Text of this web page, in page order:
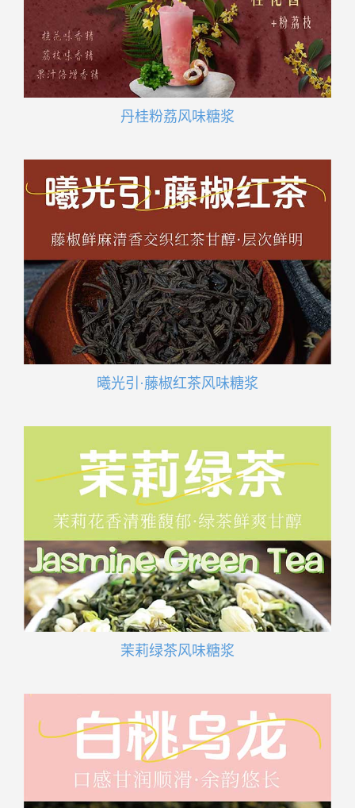
丹桂粉荔风味糖浆
曦光引·藤椒红茶风味糖浆
茉莉绿茶风味糖浆